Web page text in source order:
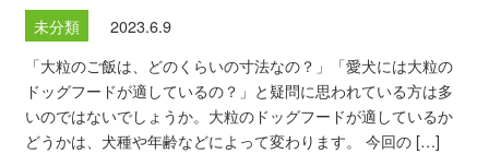
未分類
2023.6.9
「大粒のご飯は、どのくらいの寸法なの？」「愛犬には大粒の
ドッグフードが適しているの？」と疑問に思われている方は多
いのではないでしょうか。大粒のドッグフードが適しているか
どうかは、犬種や年齢などによって変わります。 今回の […]